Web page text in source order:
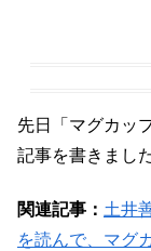
先日「マグカッ
記事を書きました
関連記事： 土井
を読んで、マグ